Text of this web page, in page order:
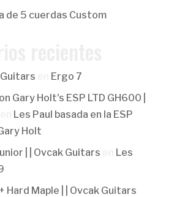
de 5 cuerdas Custom
Ergo 7
Gary Holt's ESP LTD GH600 |
Les Paul basada en la ESP
Holt
| | Ovcak Guitars
Les
Hard Maple | | Ovcak Guitars